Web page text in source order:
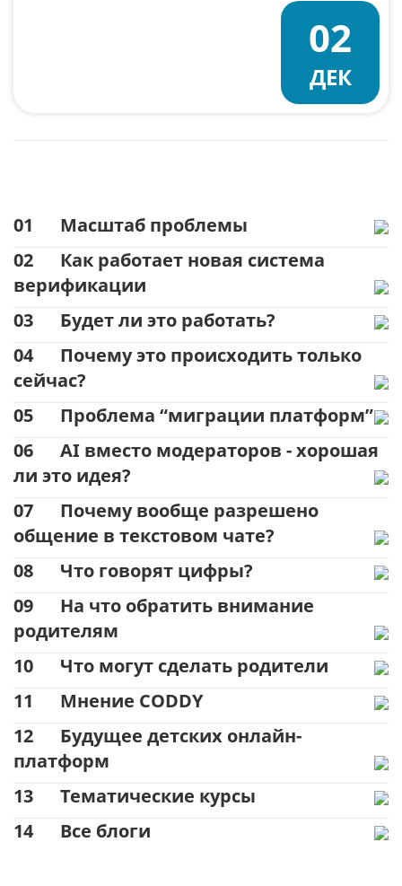
02
ДЕК
01
Масштаб проблемы
02
Как работает новая система
верификации
03
Будет ли это работать?
04
Почему это происходить только
сейчас?
05
Проблема “миграции платформ”
06
AI вместо модераторов - хорошая
ли это идея?
07
Почему вообще разрешено
общение в текстовом чате?
08
Что говорят цифры?
09
На что обратить внимание
родителям
10
Что могут сделать родители
11
Мнение CODDY
12
Будущее детских онлайн-
платформ
13
Тематические курсы
14
Все блоги